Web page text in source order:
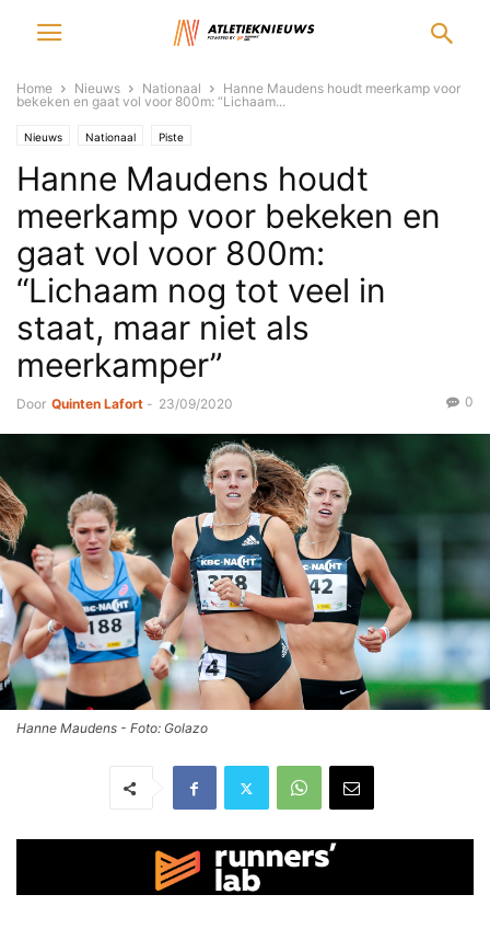
Home Nieuws Nationaal
Hanne Maudens houdt meerkamp voor
bekeken en gaat vol voor 800m: “Lichaam...
Nieuws Nationaal Piste
Hanne Maudens houdt
meerkamp voor bekeken en
gaat vol voor 800m:
“Lichaam nog tot veel in
staat, maar niet als
meerkamper”
Door Quinten Lafort - 23/09/2020 0
Hanne Maudens - Foto: Golazo